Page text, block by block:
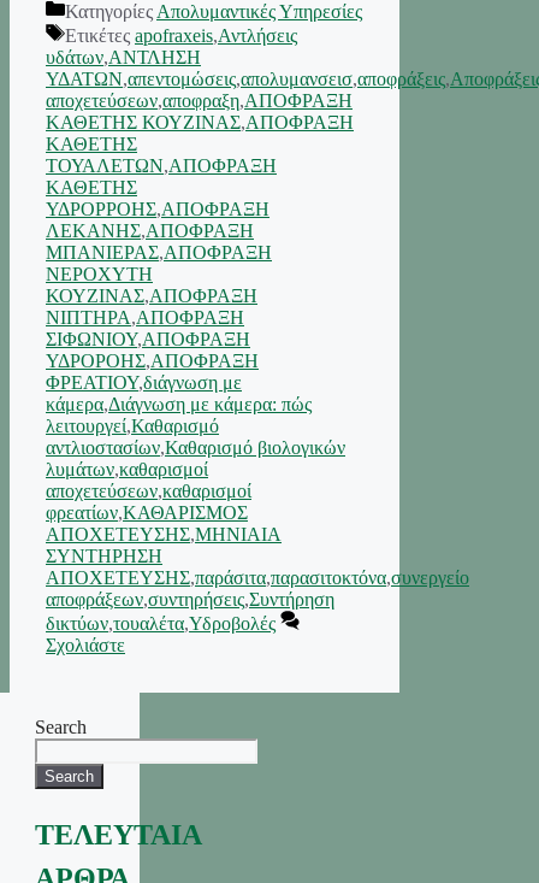
Κατηγορίες Απολυμαντικές Υπηρεσίες
Ετικέτες apofraxeis,Αντλήσεις
υδάτων,ΑΝΤΛΗΣΗ
ΥΔΑΤΩΝ,απεντομώσεις,απολυμανσεισ,αποφράξεις,
αποχετεύσεων,αποφραξη,ΑΠΟΦΡΑΞΗ
ΚΑΘΕΤΗΣ ΚΟΥΖΙΝΑΣ,ΑΠΟΦΡΑΞΗ
ΚΑΘΕΤΗΣ
ΤΟΥΑΛΕΤΩΝ,ΑΠΟΦΡΑΞΗ
ΚΑΘΕΤΗΣ
ΥΔΡΟΡΡΟΗΣ,ΑΠΟΦΡΑΞΗ
ΛΕΚΑΝΗΣ,ΑΠΟΦΡΑΞΗ
ΜΠΑΝΙΕΡΑΣ,ΑΠΟΦΡΑΞΗ
ΝΕΡΟΧΥΤΗ
ΚΟΥΖΙΝΑΣ,ΑΠΟΦΡΑΞΗ
ΝΙΠΤΗΡΑ,ΑΠΟΦΡΑΞΗ
ΣΙΦΩΝΙΟΥ,ΑΠΟΦΡΑΞΗ
ΥΔΡΟΡΟΗΣ,ΑΠΟΦΡΑΞΗ
ΦΡΕΑΤΙΟΥ,διάγνωση με
κάμερα,Διάγνωση με κάμερα: πώς
λειτουργεί,Καθαρισμό
αντλιοστασίων,Καθαρισμό βιολογικών
λυμάτων,καθαρισμοί
αποχετεύσεων,καθαρισμοί
φρεατίων,ΚΑΘΑΡΙΣΜΟΣ
ΑΠΟΧΕΤΕΥΣΗΣ,ΜΗΝΙΑΙΑ
ΣΥΝΤΗΡΗΣΗ
ΑΠΟΧΕΤΕΥΣΗΣ,παράσιτα,παρασιτοκτόνα,συνεργείο
αποφράξεων,συντηρήσεις,Συντήρηση
δικτύων,τουαλέτα,Υδροβολές
Σχολιάστε
Search
Search
ΤΕΛΕΥΤΑΙΑ